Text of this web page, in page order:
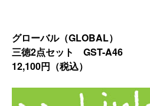
グローバル（GLOBAL）
三徳2点セット GST-A46
12,100円（税込）